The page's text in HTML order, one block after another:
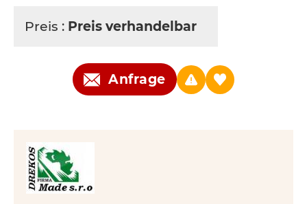
Preis : Preis verhandelbar
Anfrage